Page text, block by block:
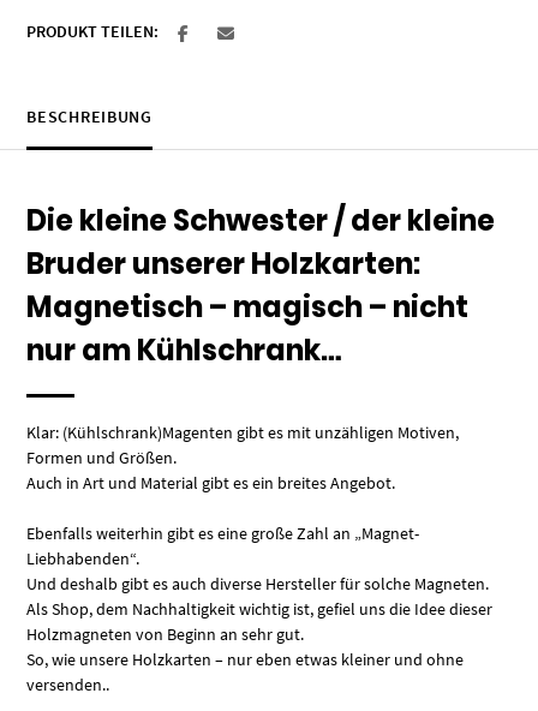
PRODUKT TEILEN:
BESCHREIBUNG
Die kleine Schwester / der kleine
Bruder unserer Holzkarten:
Magnetisch – magisch – nicht
nur am Kühlschrank…
Klar: (Kühlschrank)Magenten gibt es mit unzähligen Motiven,
Formen und Größen.
Auch in Art und Material gibt es ein breites Angebot.
Ebenfalls weiterhin gibt es eine große Zahl an „Magnet-
Liebhabenden“.
Und deshalb gibt es auch diverse Hersteller für solche Magneten.
Als Shop, dem Nachhaltigkeit wichtig ist, gefiel uns die Idee dieser
Holzmagneten von Beginn an sehr gut.
So, wie unsere Holzkarten – nur eben etwas kleiner und ohne
versenden..